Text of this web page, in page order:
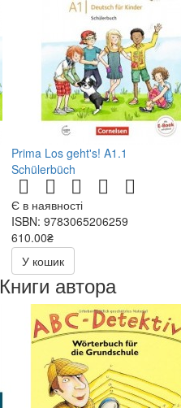
Prima Los geht's! A1.1
Schülerbüch
Є в наявності
ISBN: 9783065206259
610.00₴
У кошик
Книги автора